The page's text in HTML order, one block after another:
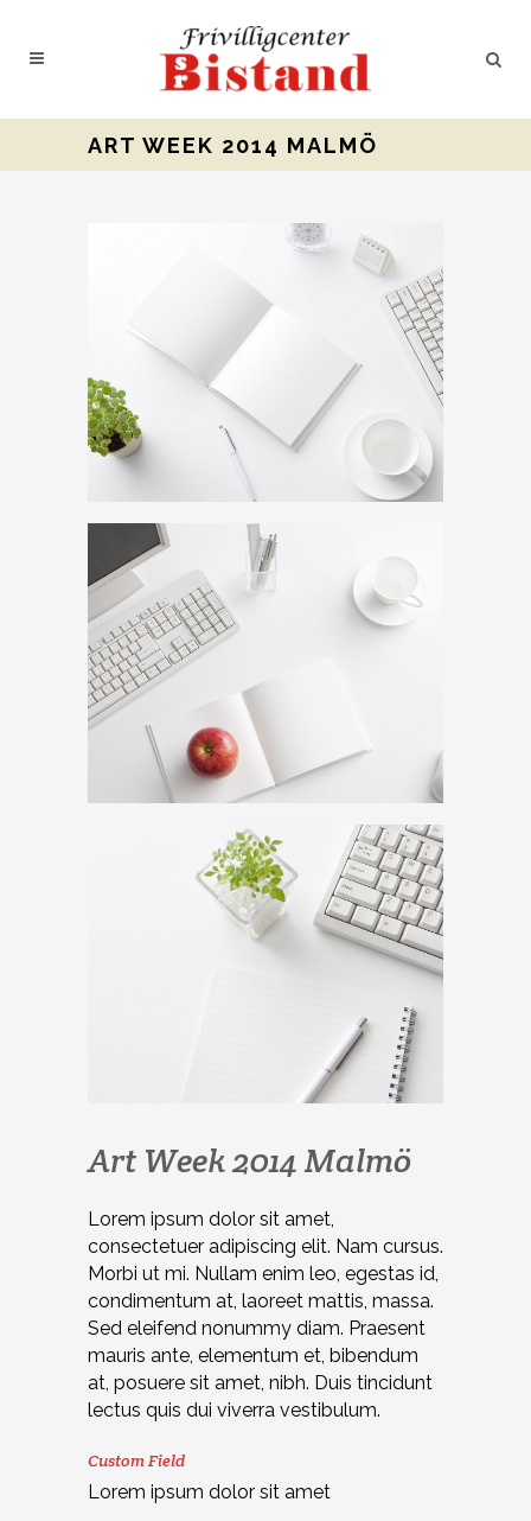
ART WEEK 2014 MALMÖ
Art Week 2014 Malmö
Lorem ipsum dolor sit amet,
consectetuer adipiscing elit. Nam cursus.
Morbi ut mi. Nullam enim leo, egestas id,
condimentum at, laoreet mattis, massa.
Sed eleifend nonummy diam. Praesent
mauris ante, elementum et, bibendum
at, posuere sit amet, nibh. Duis tincidunt
lectus quis dui viverra vestibulum.
Custom Field
Lorem ipsum dolor sit amet